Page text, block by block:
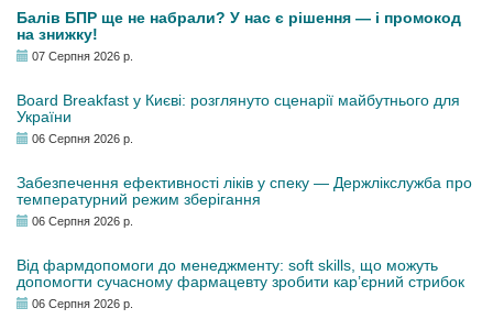
Балів БПР ще не набрали? У нас є рішення — і промокод
на знижку!
07 Серпня 2026 р.
Board Breakfast у Києві: розглянуто сценарії майбутнього для
України
06 Серпня 2026 р.
Забезпечення ефективності ліків у спеку — Держлікслужба про
температурний режим зберігання
06 Серпня 2026 р.
Від фармдопомоги до менеджменту: soft skills, що можуть
допомогти сучасному фармацевту зробити кар’єрний стрибок
06 Серпня 2026 р.